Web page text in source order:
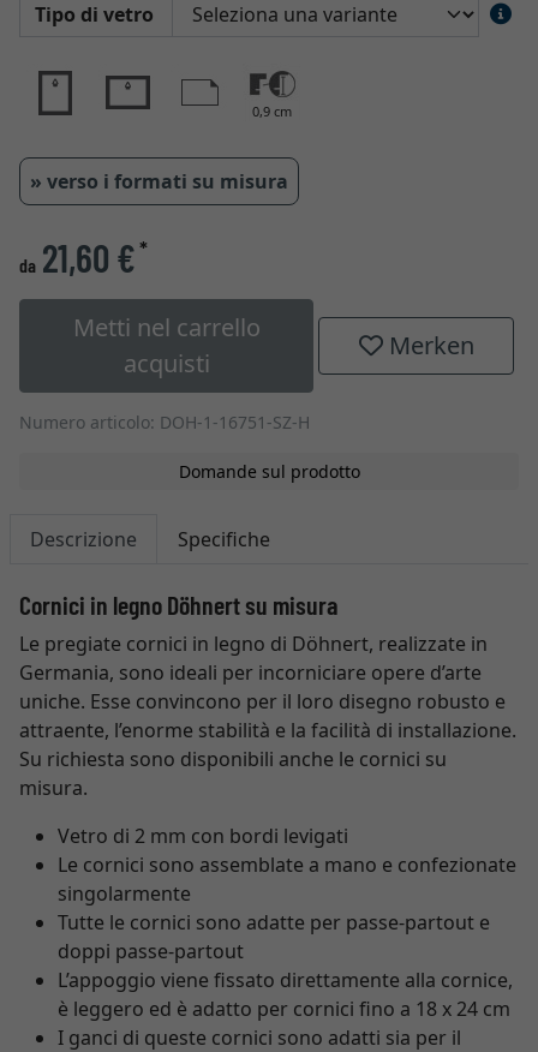
Tipo di vetro
0,9 cm
» verso i formati su misura
da 21,60 €*
Metti nel carrello
acquisti
Merken
Numero articolo: DOH-1-16751-SZ-H
Domande sul prodotto
Descrizione Specifiche
Cornici in legno Döhnert su misura
Le pregiate cornici in legno di Döhnert, realizzate in
Germania, sono ideali per incorniciare opere d’arte
uniche. Esse convincono per il loro disegno robusto e
attraente, l’enorme stabilità e la facilità di installazione.
Su richiesta sono disponibili anche le cornici su
misura.
Vetro di 2 mm con bordi levigati
Le cornici sono assemblate a mano e confezionate
singolarmente
Tutte le cornici sono adatte per passe-partout e
doppi passe-partout
L’appoggio viene fissato direttamente alla cornice,
è leggero ed è adatto per cornici fino a 18 x 24 cm
I ganci di queste cornici sono adatti sia per il